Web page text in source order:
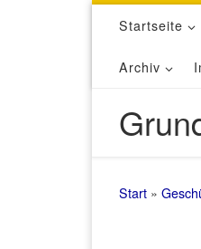
Zum Inhalt springenStartseite
Archiv
Start »